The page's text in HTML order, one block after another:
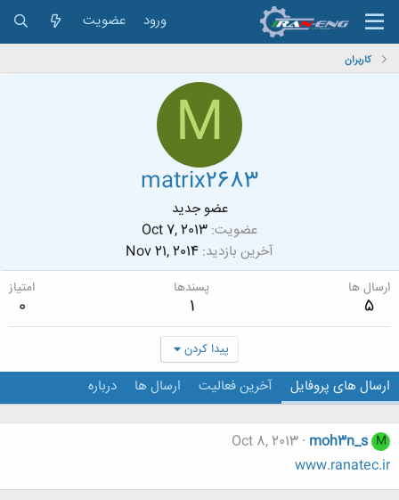
ورود عضویت
کاربران
M
matrix2683
عضو جدید
عضویت Oct 7, 2013
آخرین بازدید Nov 21, 2014
ارسال ها
5
پسندها
1
امتیاز
0
پیدا کردن
ارسال های پروفایل آخرین فعالیت ارسال ها درباره
M
moh3n_s
Oct 8, 2013
www.ranatec.ir